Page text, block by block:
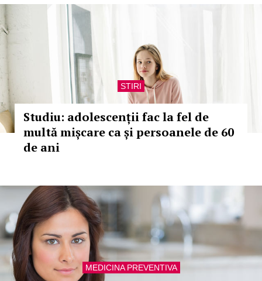
STIRI
Studiu: adolescenții fac la fel de
multă mișcare ca și persoanele de 60
de ani
MEDICINA PREVENTIVA